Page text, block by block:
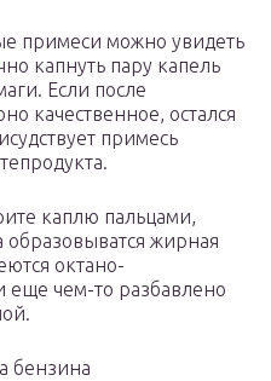
примеси можно увидеть
капнуть пару капель
Если после
качественное, остался
примесь
каплю пальцами,
жирная
октано-
чем-то разбавлено
бензина